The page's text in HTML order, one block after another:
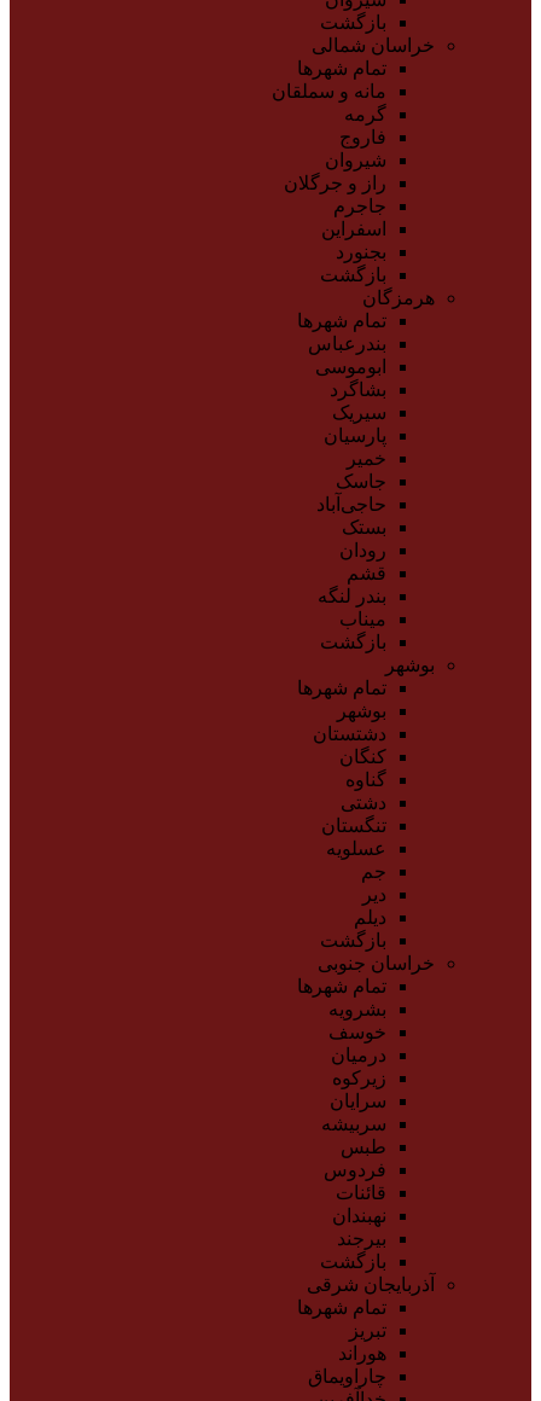
بازگشت
خراسان شمالی
تمام شهر‌ها
مانه و سملقان
گرمه
فاروج
شیروان
راز و جرگلان
جاجرم
اسفراین
بجنورد
بازگشت
هرمزگان
تمام شهر‌ها
بندرعباس
ابوموسی
بشاگرد
سیریک
پارسیان
خمیر
جاسک
حاجی‌آباد
بستک
رودان
قشم
بندر لنگه
میناب
بازگشت
بوشهر
تمام شهر‌ها
بوشهر
دشتستان
کنگان
گناوه
دشتی
تنگستان
عسلویه
جم
دیر
دیلم
بازگشت
خراسان جنوبی
تمام شهر‌ها
بشرویه
خوسف
درمیان
زیرکوه
سرایان
سربیشه
طبس
فردوس
قائنات
نهبندان
بیرجند
بازگشت
آذربایجان شرقی
تمام شهر‌ها
تبریز
هوراند
چاراویماق